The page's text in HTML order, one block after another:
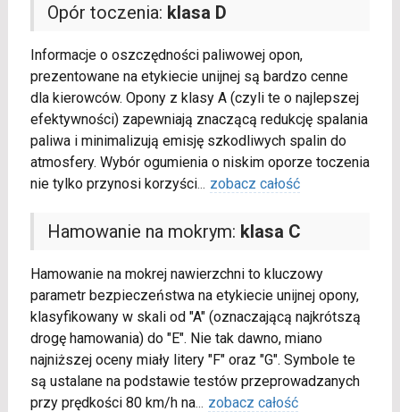
Opór toczenia: klasa D
Informacje o oszczędności paliwowej opon,
prezentowane na etykiecie unijnej są bardzo cenne
dla kierowców. Opony z klasy A (czyli te o najlepszej
efektywności) zapewniają znaczącą redukcję spalania
paliwa i minimalizują emisję szkodliwych spalin do
atmosfery. Wybór ogumienia o niskim oporze toczenia
nie tylko przynosi korzyści... zobacz całość
Hamowanie na mokrym: klasa C
Hamowanie na mokrej nawierzchni to kluczowy
parametr bezpieczeństwa na etykiecie unijnej opony,
klasyfikowany w skali od "A" (oznaczającą najkrótszą
drogę hamowania) do "E". Nie tak dawno, miano
najniższej oceny miały litery "F" oraz "G". Symbole te
są ustalane na podstawie testów przeprowadzanych
przy prędkości 80 km/h na... zobacz całość